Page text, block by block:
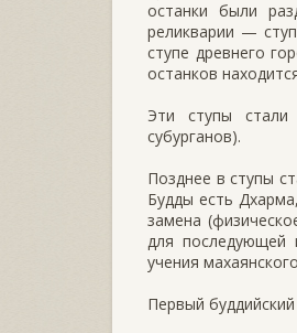
останки были
реликварии —
ступе древнего
останков
Эти ступы стали
субурганов).
Позднее в ступы
Будды есть
замена
для последующей
учения
Первый